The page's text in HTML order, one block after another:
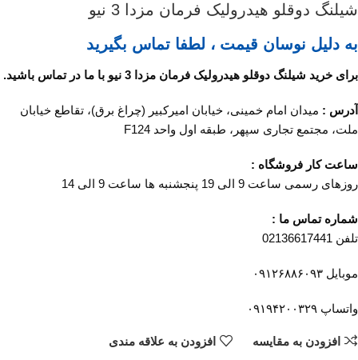
شیلنگ دوقلو هیدرولیک فرمان مزدا 3 نیو
به دلیل نوسان قیمت ، لطفا تماس بگیرید
برای خرید شیلنگ دوقلو هیدرولیک فرمان مزدا 3 نیو با ما در تماس باشید.
آدرس : میدان امام خمینی، خیابان امیرکبیر (چراغ برق)، تقاطع خیابان
ملت، مجتمع تجاری سپهر، طبقه اول واحد F124
ساعت کار فروشگاه :
روزهای رسمی ساعت 9 الی 19 پنجشنبه ها ساعت 9 الی 14
شماره تماس ما :
تلفن 02136617441
موبایل ۰۹۱۲۶۸۸۶۰۹۳
واتساپ ۰۹۱۹۴۲۰۰۳۲۹
افزودن به مقایسه افزودن به علاقه مندی